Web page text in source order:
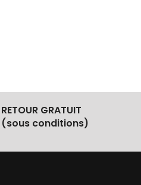
RETOUR GRATUIT
(sous conditions)